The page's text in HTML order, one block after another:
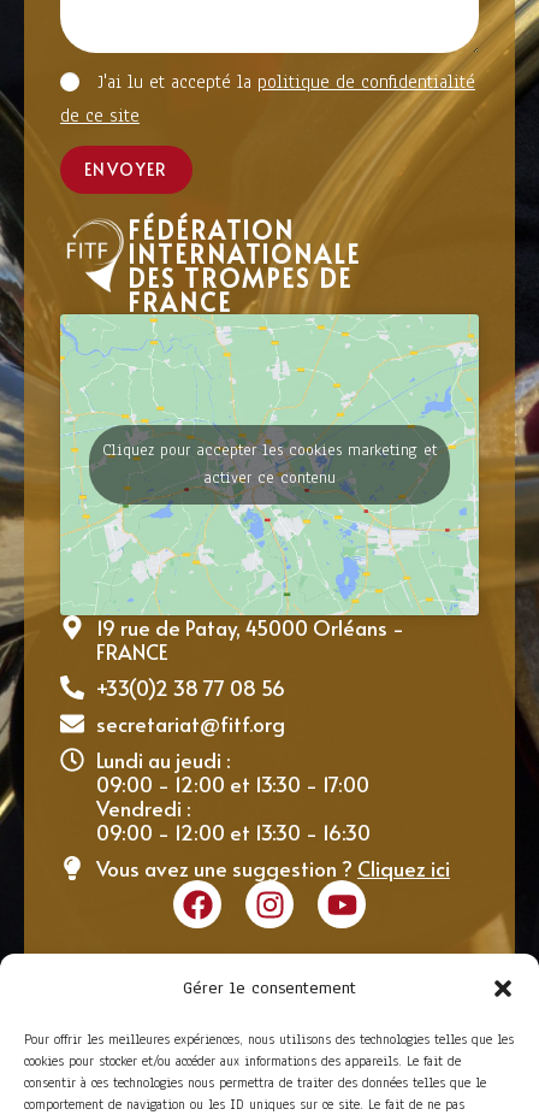
Gérer le consentement
Pour offrir les meilleures expériences, nous utilisons des technologies telles que les
cookies pour stocker et/ou accéder aux informations des appareils. Le fait de
consentir à ces technologies nous permettra de traiter des données telles que le
comportement de navigation ou les ID uniques sur ce site. Le fait de ne pas
J'ai lu et accepté la politique de confidentialité
de ce site
ENVOYER
FÉDÉRATION
INTERNATIONALE
DES TROMPES DE
FRANCE
Cliquez pour accepter les cookies marketing et
activer ce contenu
19 rue de Patay, 45000 Orléans -
FRANCE
+33(0)2 38 77 08 56
secretariat@fitf.org
Lundi au jeudi :
09:00 - 12:00 et 13:30 - 17:00
Vendredi :
09:00 - 12:00 et 13:30 - 16:30
Vous avez une suggestion ? Cliquez ici